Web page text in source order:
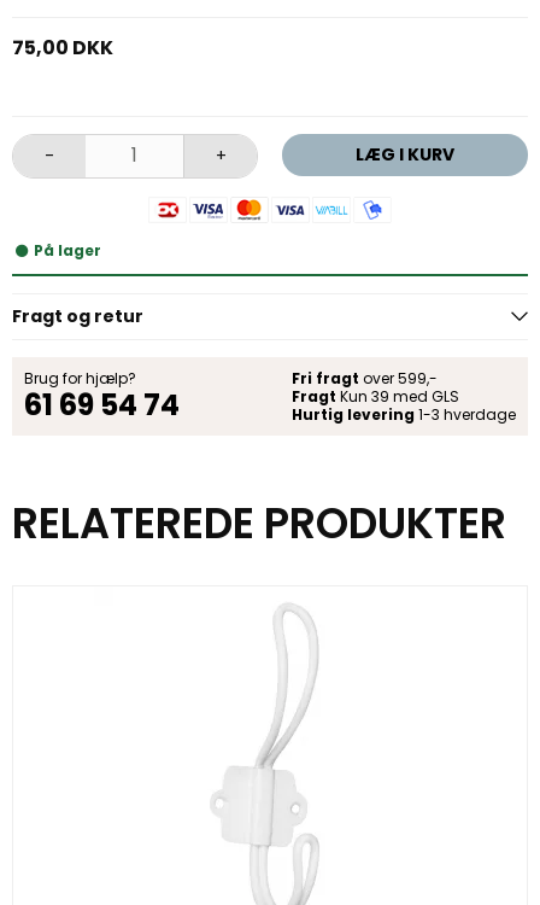
75,00 DKK
- + LÆG I KURV
På lager
Fragt og retur
Brug for hjælp?
61 69 54 74
Fri fragt over 599,-
Fragt Kun 39 med GLS
Hurtig levering 1-3 hverdage
RELATEREDE PRODUKTER